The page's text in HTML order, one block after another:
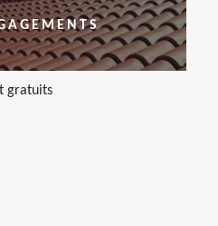
gratuits